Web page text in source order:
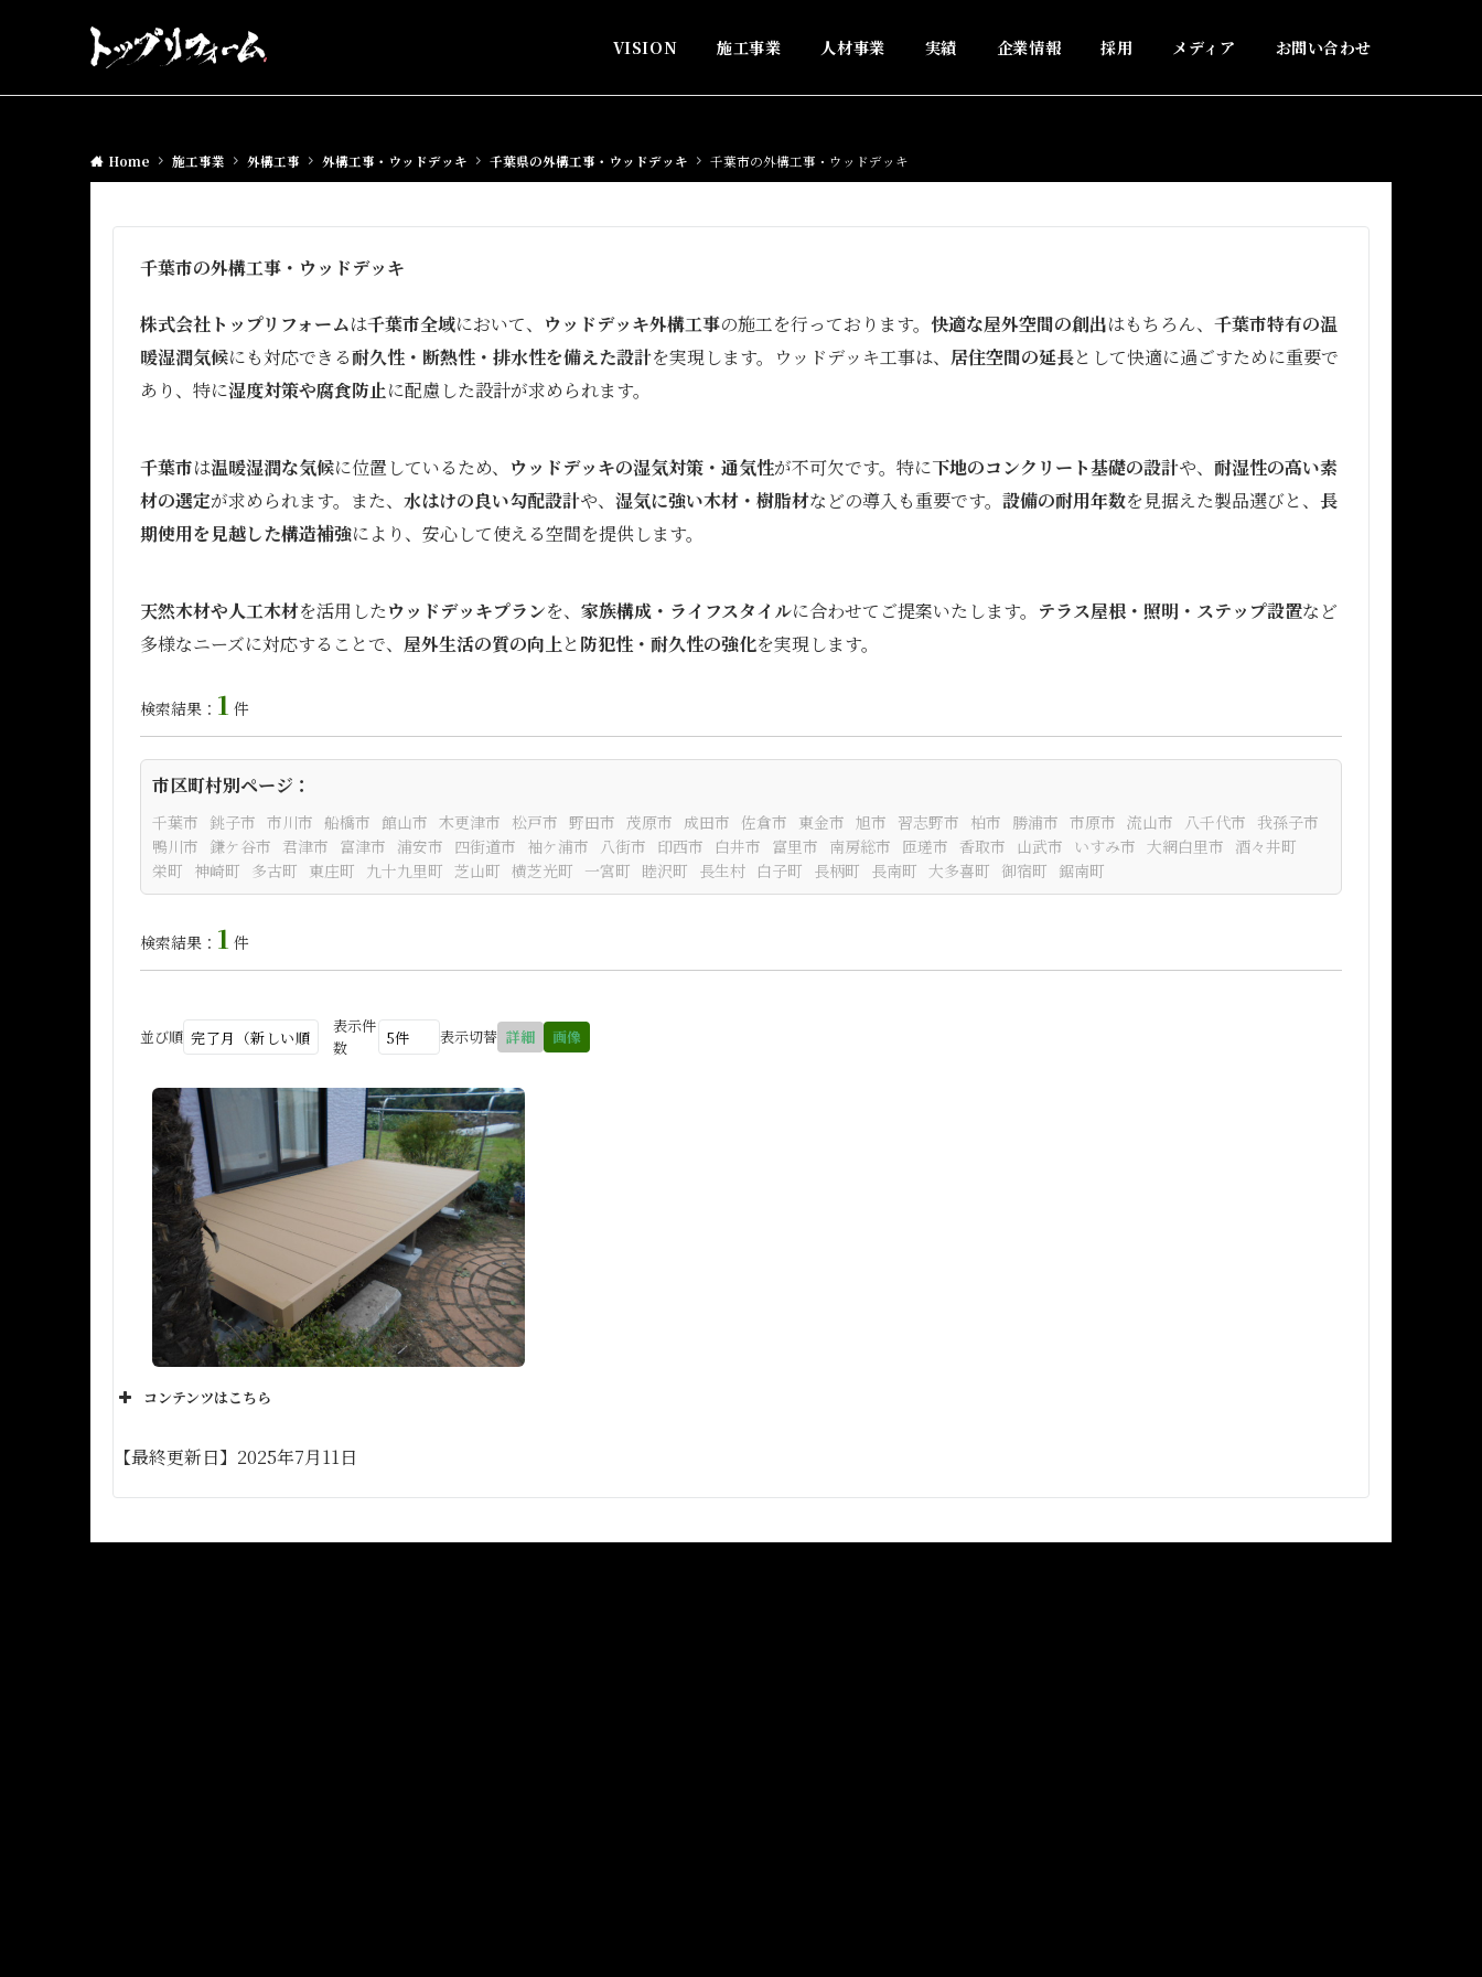
VISION 施工事業 人材事業 実績 企業情報 採用 メディア お問い合わせ
Home 施工事業 外構工事 外構工事・ウッドデッキ 千葉県の外構工事・ウッドデッキ 千葉市の外構工事・ウッドデッキ
千葉市の外構工事・ウッドデッキ
株式会社トップリフォームは千葉市全域において、 ウッドデッキ外構工事の施工を行っております。 快適な屋外空間の創出はもちろん、 千葉市特有の温
暖湿潤気候にも対応できる耐久性・断熱性・排水性を備えた設計を実現します。ウッドデッキ工事は、 居住空間の延長として快適に過ごすために重要で
あり、特に湿度対策や腐食防止に配慮した設計が求められます。
千葉市は温暖湿潤な気候に位置しているため、 ウッドデッキの湿気対策・通気性が不可欠です。特に下地のコンクリート基礎の設計や、 耐湿性の高い素
材の選定が求められます。また、 水はけの良い勾配設計や、 湿気に強い木材・樹脂材などの導入も重要です。 設備の耐用年数を見据えた製品選びと、 長
期使用を見越した構造補強により、安心して使える空間を提供します。
天然木材や人工木材を活用したウッドデッキプランを、 家族構成・ライフスタイルに合わせてご提案いたします。 テラス屋根・照明・ステップ設置など
多様なニーズに対応することで、 屋外生活の質の向上と防犯性・耐久性の強化を実現します。
検索結果： 1 件
市区町村別ページ：
千葉市 銚子市 市川市 船橋市 館山市 木更津市 松戸市 野田市 茂原市 成田市 佐倉市 東金市 旭市 習志野市 柏市 勝浦市 市原市 流山市 八千代市 我孫子市
鴨川市 鎌ケ谷市 君津市 富津市 浦安市 四街道市 袖ケ浦市 八街市 印西市 白井市 富里市 南房総市 匝瑳市 香取市 山武市 いすみ市 大網白里市 酒々井町
栄町 神崎町 多古町 東庄町 九十九里町 芝山町 横芝光町 一宮町 睦沢町 長生村 白子町 長柄町 長南町 大多喜町 御宿町 鋸南町
検索結果： 1 件
並び順
表示件
数
表示切替 詳細 画像
コンテンツはこちら
【最終更新日】2025年7月11日